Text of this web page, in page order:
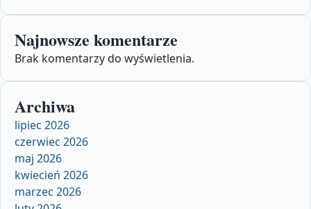
Najnowsze komentarze
Brak komentarzy do wyświetlenia.
Archiwa
lipiec 2026
czerwiec 2026
maj 2026
kwiecień 2026
marzec 2026